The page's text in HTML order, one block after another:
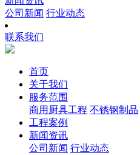
公司新闻 行业动态
联系我们
首页
关于我们
服务范围
商用厨具工程 不锈钢制品
工程案例
新闻资讯
公司新闻 行业动态